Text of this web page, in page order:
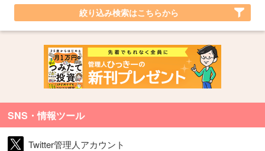
絞り込み検索はこちらから
SNS・情報ツール
Twitter管理人アカウント